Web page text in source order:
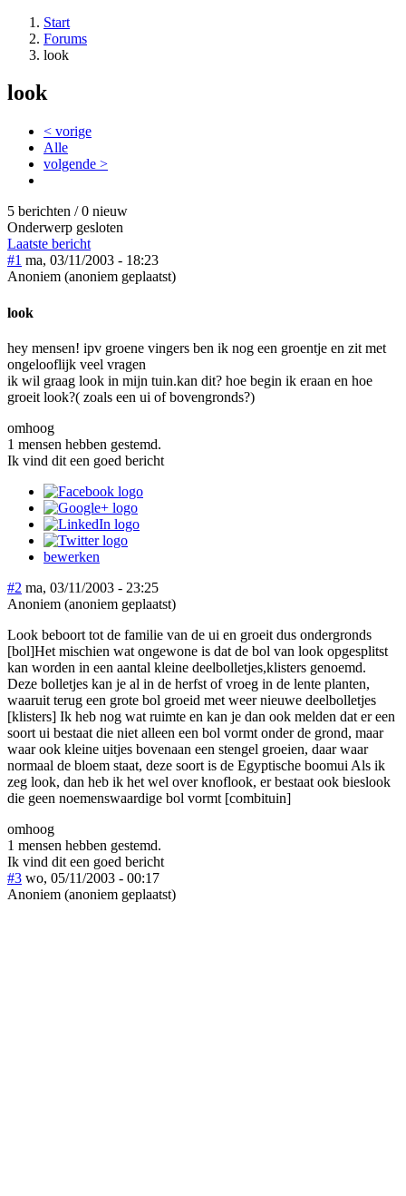
Start
Forums
look
look
< vorige
Alle
volgende >
5 berichten / 0 nieuw
Onderwerp gesloten
Laatste bericht
#1 ma, 03/11/2003 - 18:23
Anoniem (anoniem geplaatst)
look
hey mensen! ipv groene vingers ben ik nog een groentje en zit met
ongelooflijk veel vragen
ik wil graag look in mijn tuin.kan dit? hoe begin ik eraan en hoe
groeit look?( zoals een ui of bovengronds?)
omhoog
1 mensen hebben gestemd.
Ik vind dit een goed bericht
bewerken
#2 ma, 03/11/2003 - 23:25
Anoniem (anoniem geplaatst)
Look beboort tot de familie van de ui en groeit dus ondergronds
[bol]Het mischien wat ongewone is dat de bol van look opgesplitst
kan worden in een aantal kleine deelbolletjes,klisters genoemd.
Deze bolletjes kan je al in de herfst of vroeg in de lente planten,
waaruit terug een grote bol groeid met weer nieuwe deelbolletjes
[klisters] Ik heb nog wat ruimte en kan je dan ook melden dat er een
soort ui bestaat die niet alleen een bol vormt onder de grond, maar
waar ook kleine uitjes bovenaan een stengel groeien, daar waar
normaal de bloem staat, deze soort is de Egyptische boomui Als ik
zeg look, dan heb ik het wel over knoflook, er bestaat ook bieslook
die geen noemenswaardige bol vormt [combituin]
omhoog
1 mensen hebben gestemd.
Ik vind dit een goed bericht
#3 wo, 05/11/2003 - 00:17
Anoniem (anoniem geplaatst)